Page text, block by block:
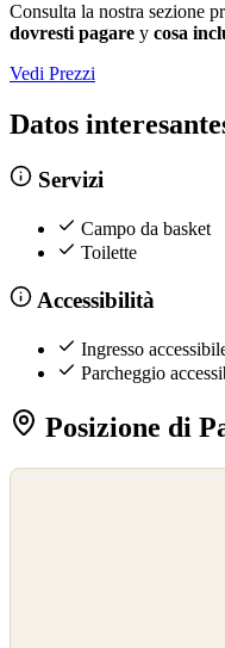
Consulta la nostra sezione
dovresti pagare y cosa
Vedi Prezzi
Datos
Servizi
Campo da basket
Toilette
Accessibilità
Ingresso
Parcheggio
Posizione di